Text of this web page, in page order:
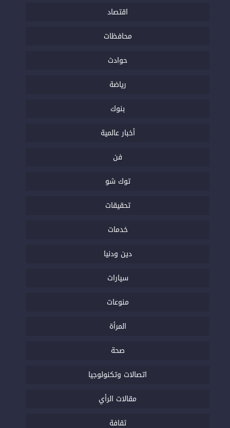
اقتصاد
محافظات
حوادث
رياضة
بنوك
أخبار عالمية
فن
توك شو
تحقيقات
خدمات
دين ودنيا
سيارات
منوعات
المرأة
صحة
اتصالات وتكنولوجيا
مقالات الرأي
ثقافة